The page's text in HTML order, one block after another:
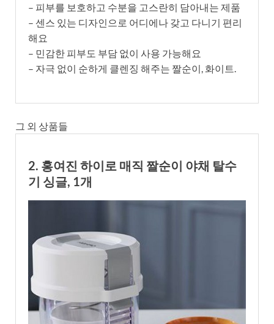
– 피부를 보호하고 수분을 고스란히 담아내는 제품
– 센스 있는 디자인으로 어디에나 갖고 다니기 편리
해요
– 민감한 피부도 부담 없이 사용 가능해요
– 자극 없이 순하게 클렌징 해주는 짤순이, 화이트.
그 외 상품들
2. 홍여진 하이로 매직 짤순이 야채 탈수
기 싱글, 1개